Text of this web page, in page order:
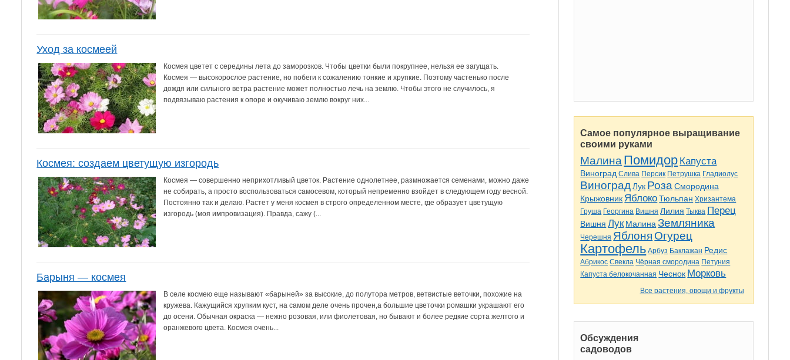
Уход за космеей
Космея цветет с середины лета до заморозков. Чтобы цветки были покрупнее, нельзя ее загущать.
Космея — высокорослое растение, но побеги к сожалению тонкие и хрупкие. Поэтому частенько после
дождя или сильного ветра растение может полностью лечь на землю. Чтобы этого не случилось, я
подвязываю растения к опоре и окучиваю землю вокруг них...
Космея: создаем цветущую изгородь
Космея — совершенно неприхотливый цветок. Растение однолетнее, размножается семенами, можно даже
не собирать, а просто воспользоваться самосевом, который непременно взойдет в следующем году весной.
Постоянно так и делаю. Растет у меня космея в строго определенном месте, где образует цветущую
изгородь (моя импровизация). Правда, сажу (...
Барыня — космея
В селе космею еще называют «барыней» за высокие, до полутора метров, ветвистые веточки, похожие на
кружева. Кажущийся хрупким куст, на самом деле очень прочен,а большие цветочки ромашки украшают его
до осени. Обычная окраска — нежно розовая, или фиолетовая, но бывают и более редкие сорта желтого и
оранжевого цвета. Космея очень...
Самое популярное выращивание
своими руками
Малина Помидор Капуста
Виноград Слива Персик Петрушка Гладиолус
Виноград Лук Роза Смородина
Крыжовник Яблоко Тюльпан Хризантема
Груша Георгина Вишня Лилия Тыква Перец
Вишня Лук Малина Земляника
Черешня Яблоня Огурец
Картофель Арбуз Баклажан Редис
Абрикос Свекла Чёрная смородина Петуния
Капуста белокочанная Чеснок Морковь
Все растения, овощи и фрукты
Обсуждения
садоводов